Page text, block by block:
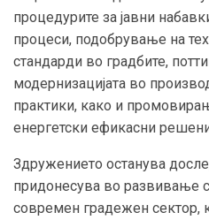
процедурите за јавни
процеси, подобрување на
стандарди во градбите,
модернизацијата во
практики, како и
енергетски ефикасни
Здружението останува
придонесува во развивање
современ градежен сектор,